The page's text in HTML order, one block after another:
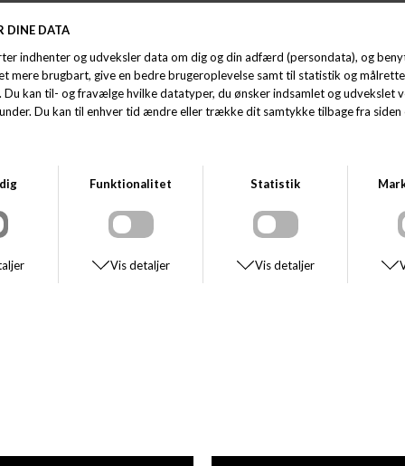
Afhent og returnér i butik.
Opdag den nyeste tilføjelse til Birkenstock-familien: Birkenstock Utti Lace
LEVE! Denne elegante damesko kombinerer komfort og stil på perfekt
vis. Med sin tidløse sorte farve passer den til enhver garderobe og kan
Skoen fås i flere størrelser, så du kan finde den perfekte pasform. Den er
æstetik. Med Birkenstocks velkendte kvalitet og støtte kan du være
sikker på, at denne sko vil holde i lang tid.